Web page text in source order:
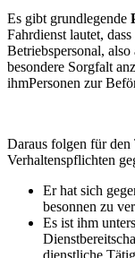
Es gibt grundlegende
Fahrdienst lautet,
Betriebspersonal,
besondere Sorgfalt
ihmPersonen zur
Daraus folgen für
Verhaltenspflichten
Er hat sich
besonnen zu
Es ist ihm
dienstliche